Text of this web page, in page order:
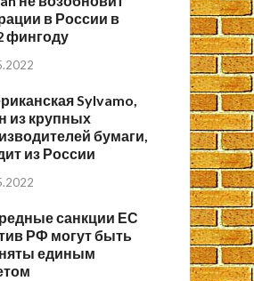
в России в
фингоду
Sylvamo,
из крупных
бумаги,
из России
санкции ЕС
РФ могут быть
единым